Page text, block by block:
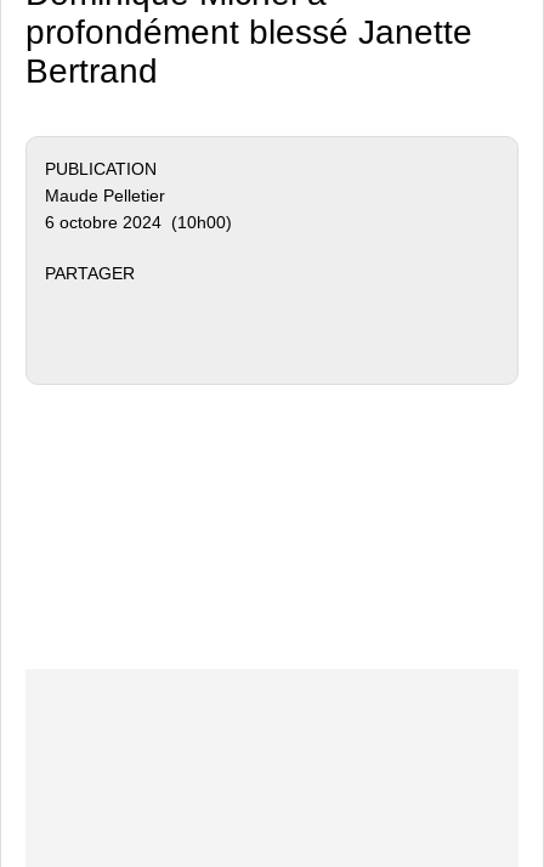
profondément blessé Janette
Bertrand
PUBLICATION
Maude Pelletier
6 octobre 2024 (10h00)
PARTAGER